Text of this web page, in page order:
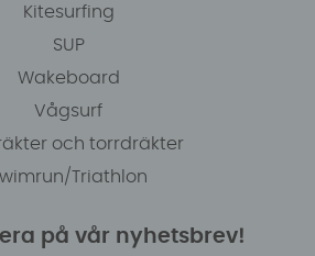
Kitesurfing
SUP
Wakeboard
Vågsurf
och torrdräkter
Triathlon
på vår nyhetsbrev!